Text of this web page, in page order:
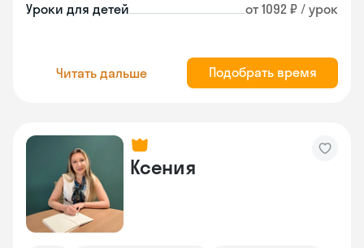
Уроки для детей от 1092 ₽ / урок
Читать дальше Подобрать время
Ксения